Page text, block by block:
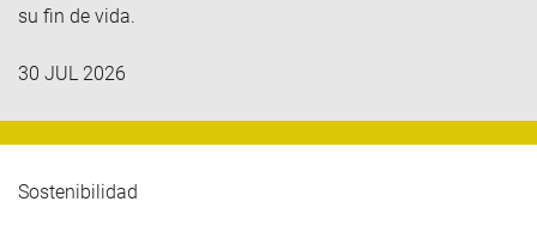
su fin de vida.
30 JUL 2026
Sostenibilidad